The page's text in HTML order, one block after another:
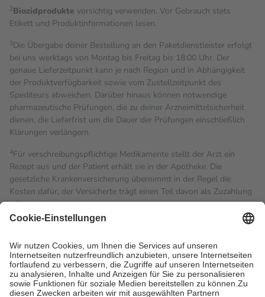
2Biozidprodukte vorsichtig verwenden. Vor Gebrauch stets
Etikett und Produktinformationen lesen.
3Die Übergabe deiner Bestellung an den Paketdienstleister erfolgt
bei uns werktags von Montag bis Freitag bis 18:00 Uhr. Der
genaue Lieferzeitpunkt kann je nach Region und in Abhängigkeit
der Produktverfügbarkeit sowie vom Zustellzeitpunkt des
Spediteurs abweichen. Darüber hinaus können notwendige
pharmazeutische Prüfungen, die zu deiner Arzneimittelsicherheit
dienen, die Lieferfrist um die Dauer der Prüfungen einschließlich
Klärungen verlängern.
4Für verschreibungspflichtige Medikamente stellt der Arzt ein
Rezept aus und der Patient erhält sie in der Apotheke. Die
gesetzliche Krankenversicherung übernimmt in der Regel die
Kosten dafür, der Versicherte trägt einen Teil davon als Zuzahlung
mit.
Grundsätzlich leisten Mitglieder Zuzahlungen in Höhe von zehn
höchstens zehn Euro.
Es sind jedoch nie mehr als die
tatsächlichen Kosten der Leistung zu entrichten.
Diese Regeln gelten grundsätzlich auch für Online-Apotheken.
Bei Heilmitteln und häuslicher Krankenpflege beträgt die
Zuzahlung zehn Prozent der Kosten sowie zehn Euro je